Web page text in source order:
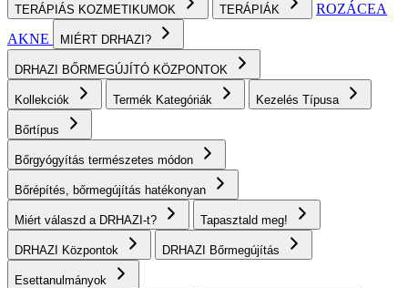
TERÁPIÁS KOZMETIKUMOK TERÁPIÁK
ROZÁCEA
AKNE
MIÉRT DRHAZI?
DRHAZI BŐRMEGÚJÍTÓ KÖZPONTOK
Kollekciók Termék Kategóriák Kezelés Típusa
Bőrtípus
Bőrgyógyítás természetes módon
Bőrépítés, bőrmegújítás hatékonyan
Miért válaszd a DRHAZI-t? Tapasztald meg!
DRHAZI Központok DRHAZI Bőrmegújítás
Esettanulmányok